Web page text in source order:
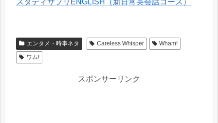
エンタメ・時事ネタ Careless Whisper
Wham!
ワム!
スポンサーリンク